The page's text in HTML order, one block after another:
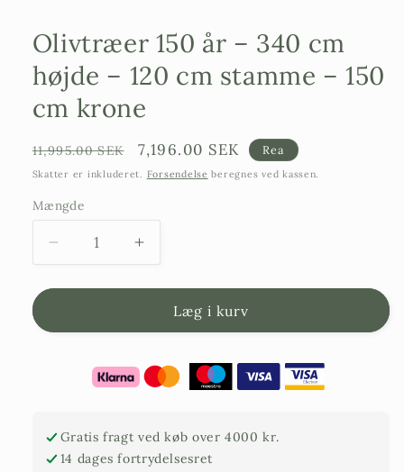
Olivtræer 150 år – 340 cm
højde – 120 cm stamme – 150
cm krone
Ordinarie
pris
11,995.00 SEK Försäljningspris
7,196.00 SEK Rea
Skatter er inkluderet. Forsendelse beregnes ved kassen.
Mængde
Reducer
antallet
af
150
højde
Forøg
antallet
af
oliventræer:
150
–
340
højde
Læg i kurv
Gratis fragt ved køb over 4000 kr.
14 dages fortrydelsesret